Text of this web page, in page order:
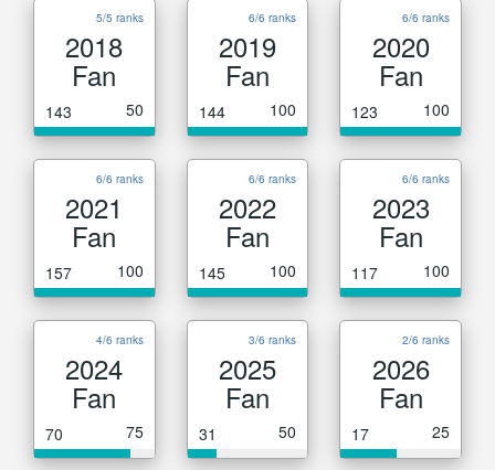
5/5 ranks
2018
Fan
143 50
6/6 ranks
2019
Fan
144 100
6/6 ranks
2020
Fan
123 100
6/6 ranks
2021
Fan
157 100
6/6 ranks
2022
Fan
145 100
6/6 ranks
2023
Fan
117 100
4/6 ranks
2024
Fan
70 75
3/6 ranks
2025
Fan
31 50
2/6 ranks
2026
Fan
17 25